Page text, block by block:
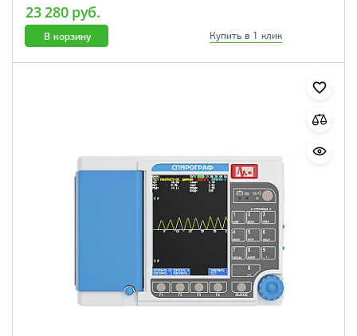
23 280 руб.
В корзину Купить в 1 клик